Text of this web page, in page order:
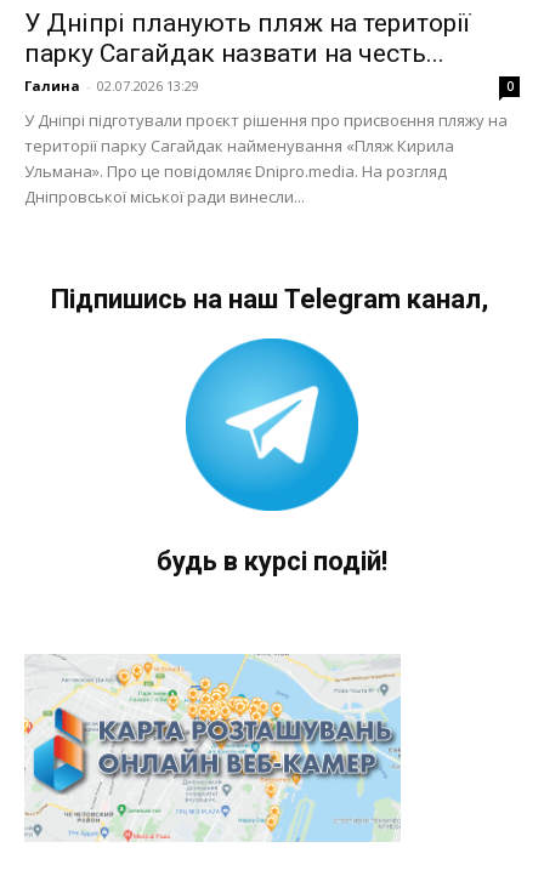
У Дніпрі планують пляж на території
парку Сагайдак назвати на честь...
Галина - 02.07.2026 13:29 0
У Дніпрі підготували проєкт рішення про присвоєння пляжу на
території парку Сагайдак найменування «Пляж Кирила
Ульмана». Про це повідомляє Dnipro.media. На розгляд
Дніпровської міської ради винесли...
Підпишись на наш Telegram канал,
будь в курсі подій!